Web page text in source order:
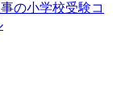
の小学校受験コ